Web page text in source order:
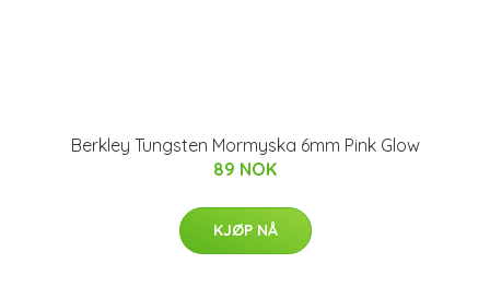
Berkley Tungsten Mormyska 6mm Pink Glow
89 NOK
KJØP NÅ